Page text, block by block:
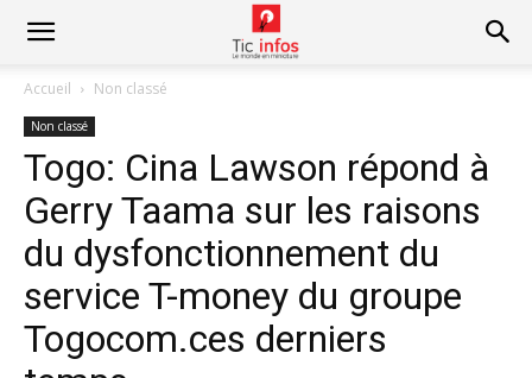
Accueil Non classé
Non classé
Togo: Cina Lawson répond à
Gerry Taama sur les raisons
du dysfonctionnement du
service T-money du groupe
Togocom.ces derniers